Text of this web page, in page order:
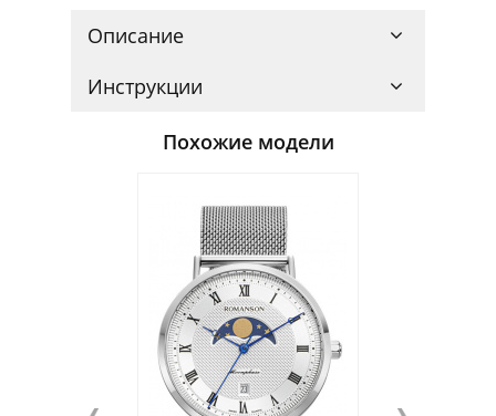
Описание
Инструкции
Похожие модели